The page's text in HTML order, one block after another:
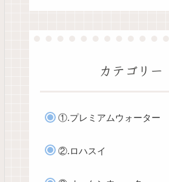
カテゴリー
①.プレミアムウォーター
②.ロハスイ